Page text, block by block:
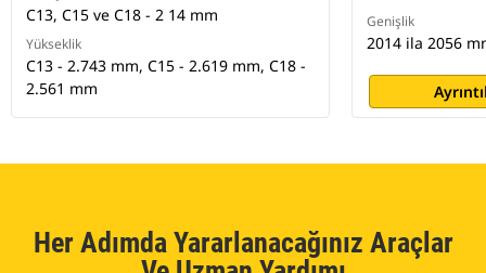
C13, C15 ve C18 - 2 14 mm
Yükseklik
C13 - 2.743 mm, C15 - 2.619 mm, C18 -
2.561 mm
Genişlik
2014 ila 2056
Her Adımda Yararlanacağınız Araçlar